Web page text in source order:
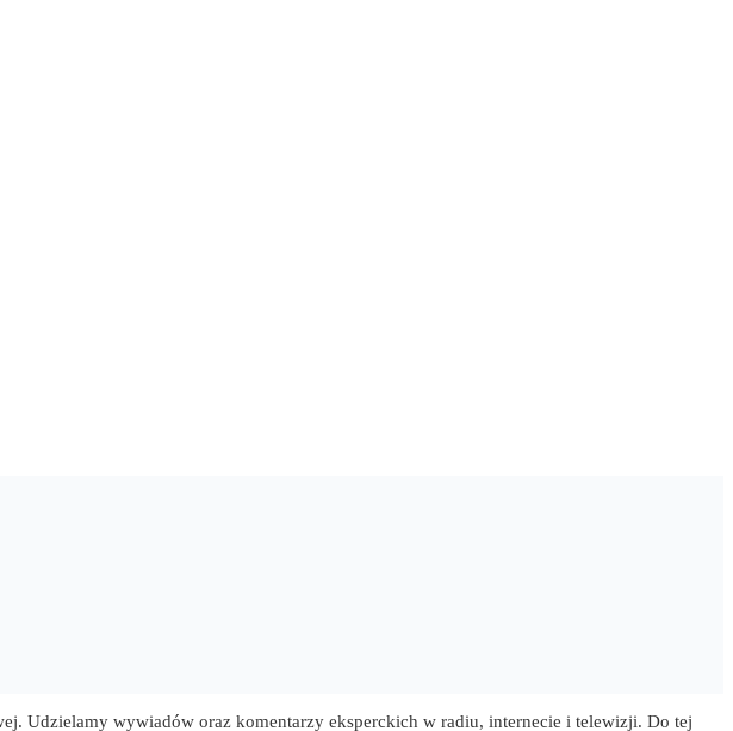
Udzielamy wywiadów oraz komentarzy eksperckich w radiu, internecie i telewizji. Do tej